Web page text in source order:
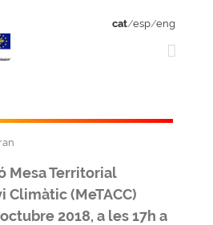
cat/esp/eng
Mesa Territorial
Climàtic (MeTACC)
2018, a les 17h a